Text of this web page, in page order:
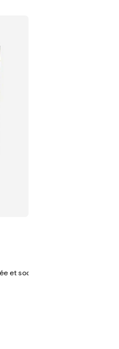
et sociale, a toujours été un...